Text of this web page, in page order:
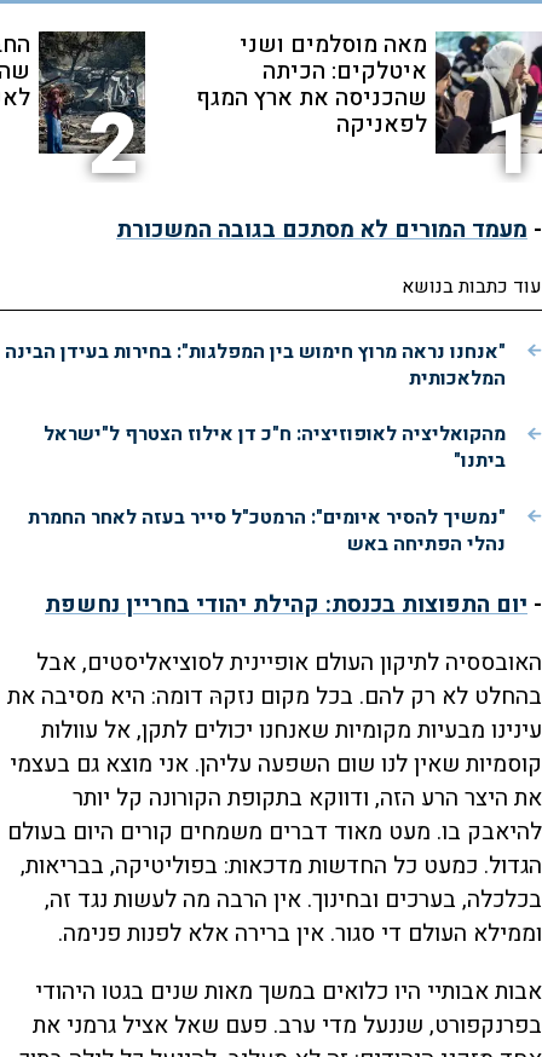
1
מאה מוסלמים ושני
איטלקים: הכיתה
שהכניסה את ארץ המגף
לפאניקה 2
- מעמד המורים לא מסתכם בגובה המשכורת
עוד כתבות בנושא
"אנחנו נראה מרוץ חימוש בין המפלגות": בחירות בעידן הבינה
המלאכותית
מהקואליציה לאופוזיציה: ח"כ דן אילוז הצטרף ל"ישראל
ביתנו"
"נמשיך להסיר איומים": הרמטכ"ל סייר בעזה לאחר החמרת
נהלי הפתיחה באש
- יום התפוצות בכנסת: קהילת יהודי בחריין נחשפת
האובססיה לתיקון העולם אופיינית לסוציאליסטים, אבל
בהחלט לא רק להם. בכל מקום נזקהּ דומה: היא מסיבה את
עינינו מבעיות מקומיות שאנחנו יכולים לתקן, אל עוולות
קוסמיות שאין לנו שום השפעה עליהן. אני מוצא גם בעצמי
את היצר הרע הזה, ודווקא בתקופת הקורונה קל יותר
להיאבק בו. מעט מאוד דברים משמחים קורים היום בעולם
הגדול. כמעט כל החדשות מדכאות: בפוליטיקה, בבריאות,
בכלכלה, בערכים ובחינוך. אין הרבה מה לעשות נגד זה,
וממילא העולם די סגור. אין ברירה אלא לפנות פנימה.
אבות אבותיי היו כלואים במשך מאות שנים בגטו היהודי
בפרנקפורט, שננעל מדי ערב. פעם שאל אציל גרמני את